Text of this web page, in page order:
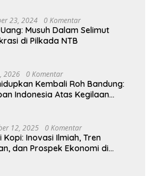
23, 2024 0 Komentar
Musuh Dalam Selimut
di Pilkada NTB
2026 0 Komentar
Kembali Roh Bandung:
Indonesia Atas Kegilaan
12, 2025 0 Komentar
Kopi: Inovasi Ilmiah, Tren
dan Prospek Ekonomi di